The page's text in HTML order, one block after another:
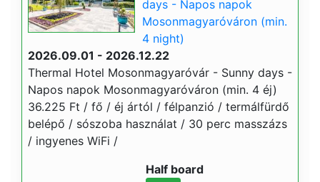
days - Napos napok
Mosonmagyaróváron (min.
4 night)
2026.09.01 - 2026.12.22
Thermal Hotel Mosonmagyaróvár - Sunny days -
Napos napok Mosonmagyaróváron (min. 4 éj)
36.225 Ft / fő / éj ártól / félpanzió / termálfürdő
belépő / sószoba használat / 30 perc masszázs
/ ingyenes WiFi /
Half board